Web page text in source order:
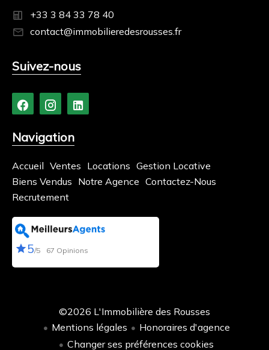
+33 3 84 33 78 40
contact@immobilieredesrousses.fr
Suivez-nous
Navigation
Accueil Ventes Locations Gestion Locative
Biens Vendus Notre Agence Contactez-Nous
Recrutement
5/5 67 Opinions
©2026 L'Immobilière des Rousses
Mentions légales
Honoraires d'agence
Changer ses préférences cookies